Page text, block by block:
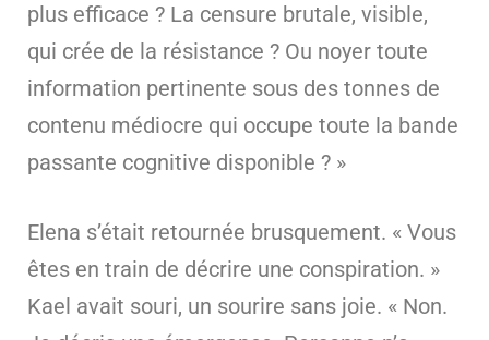
plus efficace ? La censure brutale, visible,
qui crée de la résistance ? Ou noyer toute
information pertinente sous des tonnes de
contenu médiocre qui occupe toute la bande
passante cognitive disponible ? »
Elena s’était retournée brusquement. « Vous
êtes en train de décrire une conspiration. »
Kael avait souri, un sourire sans joie. « Non.